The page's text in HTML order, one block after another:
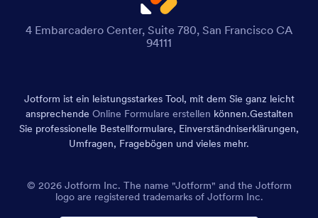
4 Embarcadero Center, Suite 780, San Francisco CA
94111
Jotform ist ein leistungsstarkes Tool, mit dem Sie ganz leicht
ansprechende Online Formulare erstellen können.Gestalten
Sie professionelle Bestellformulare, Einverständniserklärungen,
Umfragen, Fragebögen und vieles mehr.
© 2026 Jotform Inc. The name "Jotform" and the Jotform
logo are registered trademarks of Jotform Inc.